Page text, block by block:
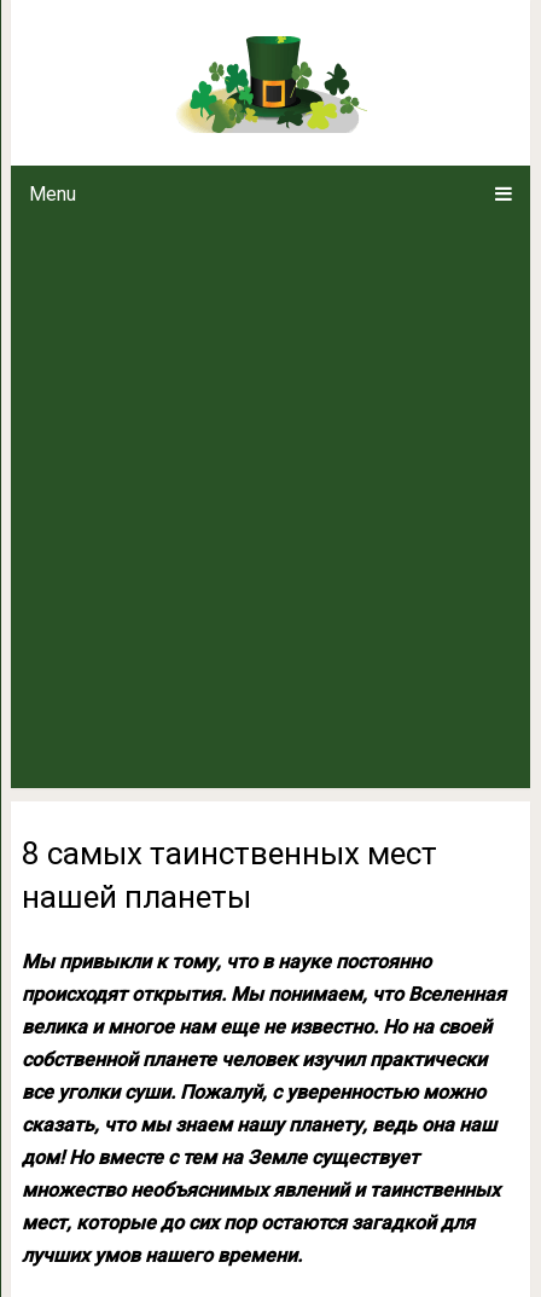
Menu
8 самых
8 самых таинственных мест
нашей планеты
Мы привыкли к тому, что в науке постоянно
происходят открытия. Мы понимаем, что Вселенная
велика и многое нам еще не известно. Но на своей
собственной планете человек изучил практически
все уголки суши. Пожалуй, с уверенностью можно
сказать, что мы знаем нашу планету, ведь она наш
дом! Но вместе с тем на Земле существует
множество необъяснимых явлений и таинственных
мест, которые до сих пор остаются загадкой для
лучших умов нашего времени.